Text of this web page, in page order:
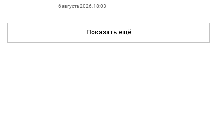
6 августа 2026, 18:03
Показать ещё